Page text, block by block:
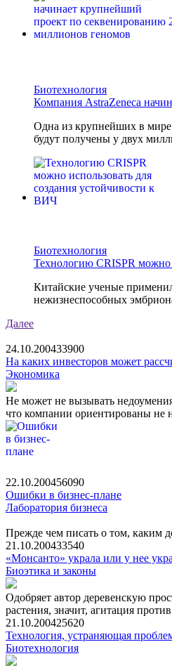
Биотехнология
Компания AstraZeneca
Одна из крупнейших в
будут получены у двух
Биотехнология
Технологию CRISPR можно
Китайские ученые
нежизнеспособных
Далее
24.10.200433900
На каких инвесторов может
Экономика
Не может не вызывать
что компании ориентированы не
22.10.200456090
Ошибки в бизнес-плане
Лаборатория бизнеса
Прежде чем писать о том, каким
21.10.200433540
«Монсанто» украла или у нее
Биоэтика и законы
Одобряет автор деревенскую
растения, значит, агитация
21.10.200425620
Технология, устраняющая
Биотехнология